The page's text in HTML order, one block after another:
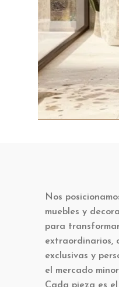
Nos
muebles y
para
extraordinarios,
exclusivas y
el mercado